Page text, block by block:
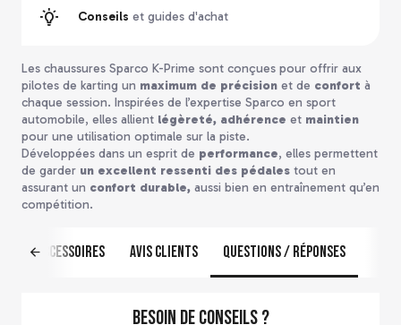
Conseils et guides d'achat
Les chaussures Sparco K-Prime sont conçues pour offrir aux
pilotes de karting un maximum de précision et de confort à
chaque session. Inspirées de l’expertise Sparco en sport
automobile, elles allient légèreté, adhérence et maintien
pour une utilisation optimale sur la piste.
Développées dans un esprit de performance, elles permettent
de garder un excellent ressenti des pédales tout en
assurant un confort durable, aussi bien en entraînement qu’en
compétition.
Accessoires Avis clients Questions / Réponses
Besoin de conseils ?